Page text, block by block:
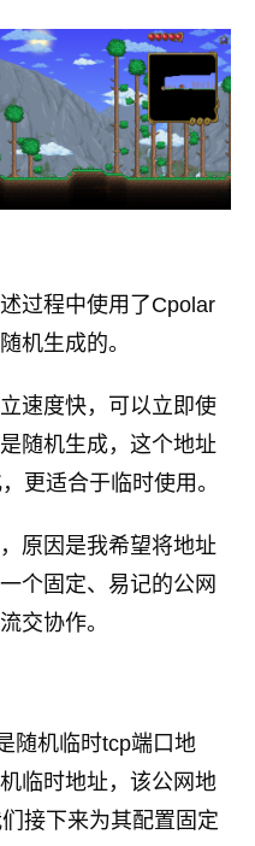
过程中使用了Cpolar
机生成的。
速度快，可以立即使
随机生成，这个地址
更适合于临时使用。
原因是我希望将地址
个固定、易记的公网
交协作。
随机临时tcp端口地
临时地址，该公网地
接下来为其配置固定